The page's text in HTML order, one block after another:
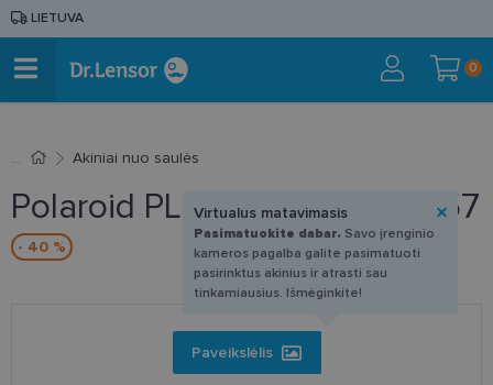
LIETUVA
0
Akiniai nuo saulės
Polaroid PLD 7051S 003/E3 57
- 40 %
Paveikslėlis
Virtualus matavimasis
Pasimatuokite dabar. Savo įrenginio
kameros pagalba galite pasimatuoti
pasirinktus akinius ir atrasti sau
tinkamiausius. Išmėginkite!